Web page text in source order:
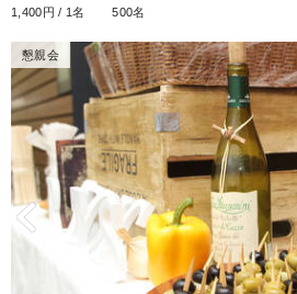
1,400円 / 1名 500名
Previous
懇親会